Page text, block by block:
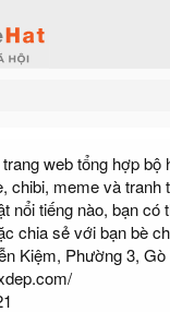
web tổng hợp bộ
chibi, meme và tranh
nổi tiếng nào, bạn có
chia sẻ với bạn bè
Kiệm, Phường 3,